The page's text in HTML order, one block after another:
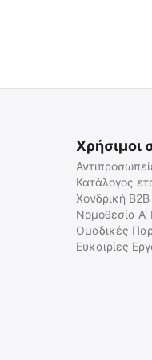
MIL-TEC Μαχαίρι Λαιμού με
Άμεσα διαθέσιμο
Χρήσιμοι
Κατάλογος
Χονδρική B2B
Νομοθεσία Α'
Ομαδικές
Ευκαιρίες